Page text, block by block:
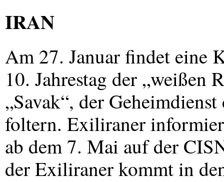
IRAN
Am 27. Januar findet eine
10. Jahrestag der „weißen
„Savak“, der
foltern. Exiliraner
ab dem 7. Mai auf der
der Exiliraner kommt in